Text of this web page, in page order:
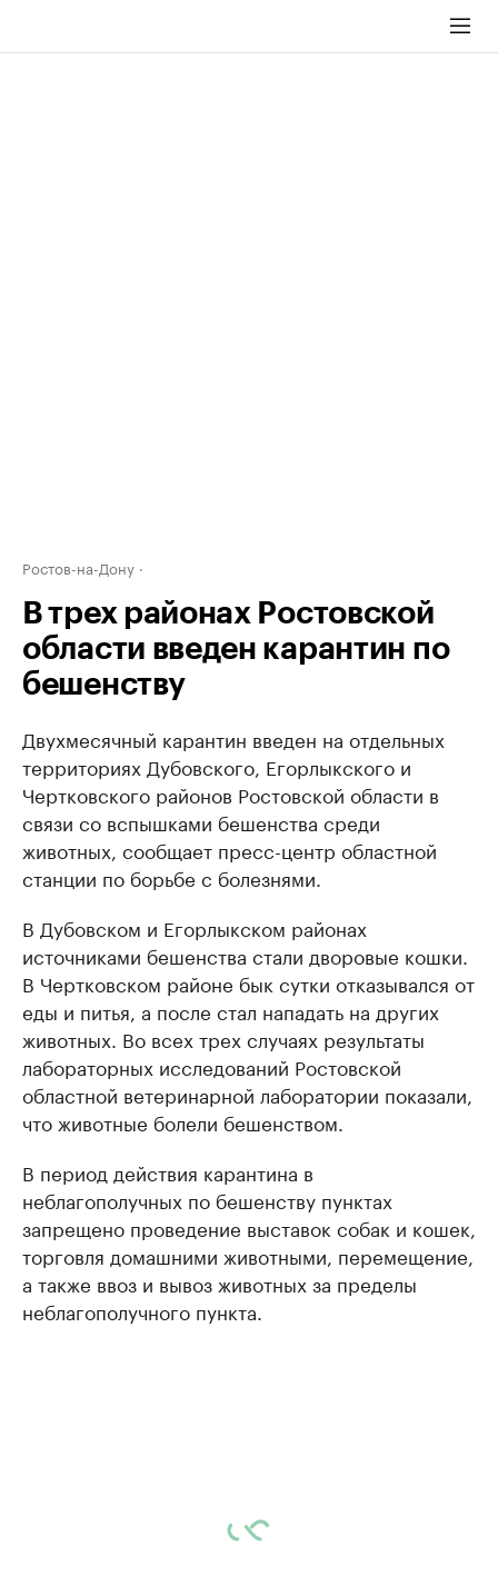
Ростов-на-Дону
В трех районах Ростовской
области введен карантин по
бешенству
Двухмесячный карантин введен на отдельных
территориях Дубовского, Егорлыкского и
Чертковского районов Ростовской области в
связи со вспышками бешенства среди
животных, сообщает пресс-центр областной
станции по борьбе с болезнями.
В Дубовском и Егорлыкском районах
источниками бешенства стали дворовые кошки.
В Чертковском районе бык сутки отказывался от
еды и питья, а после стал нападать на других
животных. Во всех трех случаях результаты
лабораторных исследований Ростовской
областной ветеринарной лаборатории показали,
что животные болели бешенством.
В период действия карантина в
неблагополучных по бешенству пунктах
запрещено проведение выставок собак и кошек,
торговля домашними животными, перемещение,
а также ввоз и вывоз животных за пределы
неблагополучного пункта.